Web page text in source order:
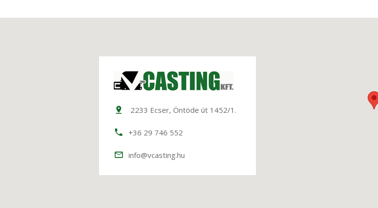
2233 Ecser, Öntöde út 1452/1.
+36 29 746 552
info@vcasting.hu